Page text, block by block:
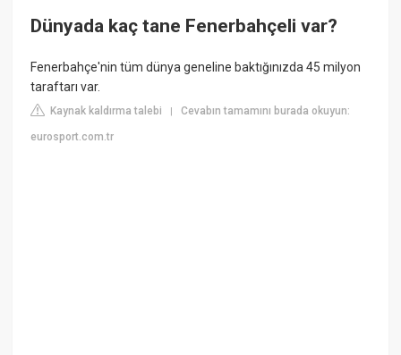
Dünyada kaç tane Fenerbahçeli var?
Fenerbahçe'nin tüm dünya geneline baktığınızda 45 milyon
taraftarı var.
Kaynak kaldırma talebi |Cevabın tamamını burada okuyun:
eurosport.com.tr